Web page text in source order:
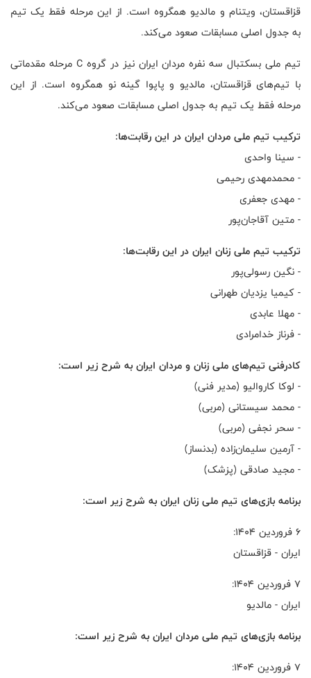
قزاقستان، ویتنام و مالدیو همگروه است. از این مرحله فقط یک تیم
به جدول اصلی مسابقات صعود می‌کند.
تیم ملی بسکتبال سه نفره مردان ایران نیز در گروه C مرحله مقدماتی
با تیم‌های قزاقستان، مالدیو و پاپوا گینه نو همگروه است. از این
مرحله فقط یک تیم به جدول اصلی مسابقات صعود می‌کند.
ترکیب تیم ملی مردان ایران در این رقابت‌ها:
- سینا واحدی
- محمدمهدی رحیمی
- مهدی جعفری
- متین آقاجان‌پور
ترکیب تیم ملی زنان ایران در این رقابت‌ها:
- نگین رسولی‌پور
- کیمیا یزدیان طهرانی
- مهلا عابدی
- فرناز خدامرادی
کادرفنی تیم‌های ملی زنان و مردان ایران به شرح زیر است:
- لوکا کاروالیو (مدیر فنی)
- محمد سیستانی (مربی)
- سحر نجفی (مربی)
- آرمین سلیمان‌زاده (بدنساز)
- مجید صادقی (پزشک)
برنامه بازی‌های تیم ملی زنان ایران به شرح زیر است:
۶ فروردین ۱۴۰۴:
ایران - قزاقستان
۷ فروردین ۱۴۰۴:
ایران - مالدیو
برنامه بازی‌های تیم ملی مردان ایران به شرح زیر است:
۷ فروردین ۱۴۰۴: